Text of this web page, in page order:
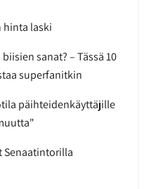
hinta laski
sanat? – Tässä 10
superfanitkin
päihteidenkäyttäjille
Senaatintorilla